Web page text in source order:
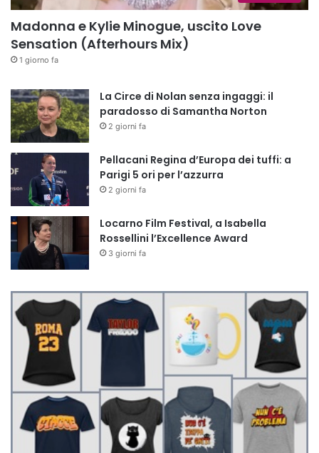
Madonna e Kylie Minogue, uscito Love
Sensation (Afterhours Mix)
1 giorno fa
La Circe di Nolan senza ingaggi: il
paradosso di Samantha Norton
2 giorni fa
Pellacani Regina d’Europa dei tuffi: a
Parigi 5 ori per l’azzurra
2 giorni fa
Locarno Film Festival, a Isabella
Rossellini l’Excellence Award
3 giorni fa